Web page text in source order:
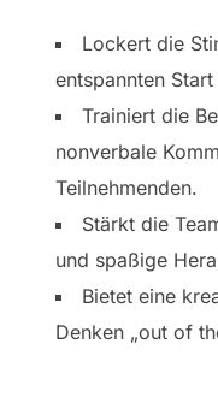
Lockert die
entspannten
Trainiert die
nonverbale
Teilnehmenden.
Stärkt die
und spaßige
Bietet eine
Denken „out of